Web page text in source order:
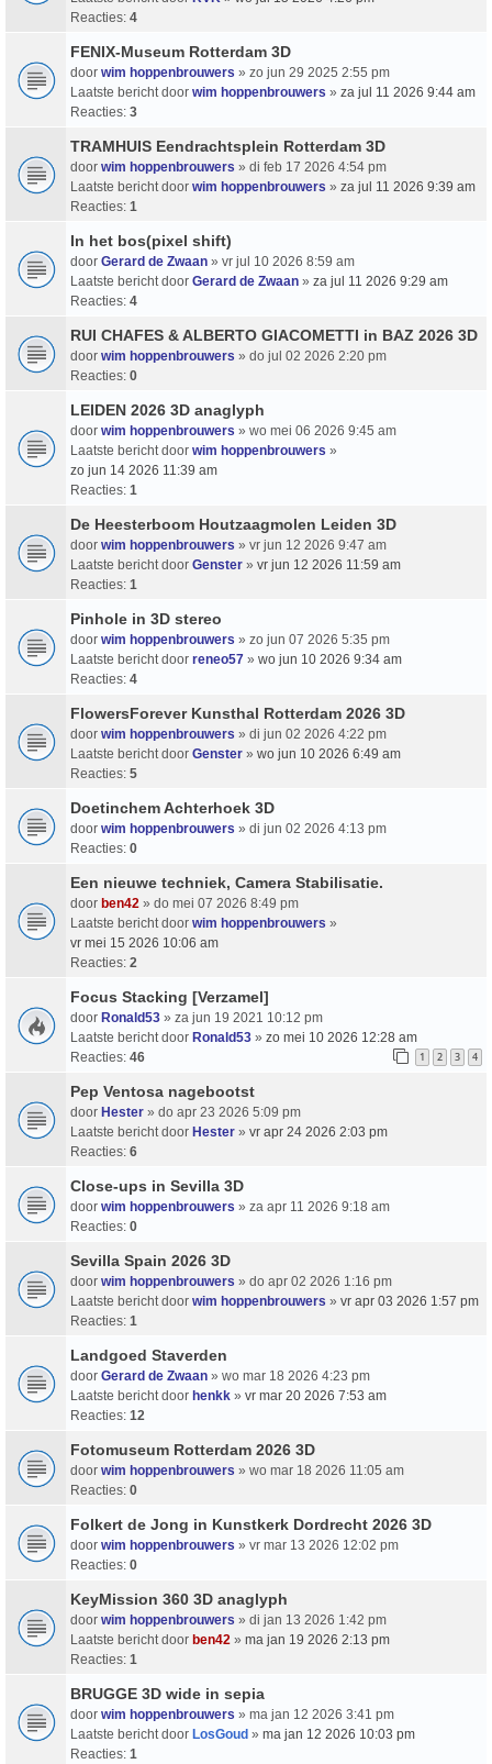
Reacties: 4
FENIX-Museum Rotterdam 3D
door wim hoppenbrouwers » zo jun 29 2025 2:55 pm
Laatste bericht door wim hoppenbrouwers » za jul 11 2026 9:44 am
Reacties: 3
TRAMHUIS Eendrachtsplein Rotterdam 3D
door wim hoppenbrouwers » di feb 17 2026 4:54 pm
Laatste bericht door wim hoppenbrouwers » za jul 11 2026 9:39 am
Reacties: 1
In het bos(pixel shift)
door Gerard de Zwaan » vr jul 10 2026 8:59 am
Laatste bericht door Gerard de Zwaan » za jul 11 2026 9:29 am
Reacties: 4
RUI CHAFES & ALBERTO GIACOMETTI in BAZ 2026 3D
door wim hoppenbrouwers » do jul 02 2026 2:20 pm
Reacties: 0
LEIDEN 2026 3D anaglyph
door wim hoppenbrouwers » wo mei 06 2026 9:45 am
Laatste bericht door wim hoppenbrouwers »
zo jun 14 2026 11:39 am
Reacties: 1
De Heesterboom Houtzaagmolen Leiden 3D
door wim hoppenbrouwers » vr jun 12 2026 9:47 am
Laatste bericht door Genster » vr jun 12 2026 11:59 am
Reacties: 1
Pinhole in 3D stereo
door wim hoppenbrouwers » zo jun 07 2026 5:35 pm
Laatste bericht door reneo57 » wo jun 10 2026 9:34 am
Reacties: 4
FlowersForever Kunsthal Rotterdam 2026 3D
door wim hoppenbrouwers » di jun 02 2026 4:22 pm
Laatste bericht door Genster » wo jun 10 2026 6:49 am
Reacties: 5
Doetinchem Achterhoek 3D
door wim hoppenbrouwers » di jun 02 2026 4:13 pm
Reacties: 0
Een nieuwe techniek, Camera Stabilisatie.
door ben42 » do mei 07 2026 8:49 pm
Laatste bericht door wim hoppenbrouwers »
vr mei 15 2026 10:06 am
Reacties: 2
Focus Stacking [Verzamel]
door Ronald53 » za jun 19 2021 10:12 pm
Laatste bericht door Ronald53 » zo mei 10 2026 12:28 am
Reacties: 46 1 2 3 4
Pep Ventosa nagebootst
door Hester » do apr 23 2026 5:09 pm
Laatste bericht door Hester » vr apr 24 2026 2:03 pm
Reacties: 6
Close-ups in Sevilla 3D
door wim hoppenbrouwers » za apr 11 2026 9:18 am
Reacties: 0
Sevilla Spain 2026 3D
door wim hoppenbrouwers » do apr 02 2026 1:16 pm
Laatste bericht door wim hoppenbrouwers » vr apr 03 2026 1:57 pm
Reacties: 1
Landgoed Staverden
door Gerard de Zwaan » wo mar 18 2026 4:23 pm
Laatste bericht door henkk » vr mar 20 2026 7:53 am
Reacties: 12
Fotomuseum Rotterdam 2026 3D
door wim hoppenbrouwers » wo mar 18 2026 11:05 am
Reacties: 0
Folkert de Jong in Kunstkerk Dordrecht 2026 3D
door wim hoppenbrouwers » vr mar 13 2026 12:02 pm
Reacties: 0
KeyMission 360 3D anaglyph
door wim hoppenbrouwers » di jan 13 2026 1:42 pm
Laatste bericht door ben42 » ma jan 19 2026 2:13 pm
Reacties: 1
BRUGGE 3D wide in sepia
door wim hoppenbrouwers » ma jan 12 2026 3:41 pm
Laatste bericht door LosGoud » ma jan 12 2026 10:03 pm
Reacties: 1